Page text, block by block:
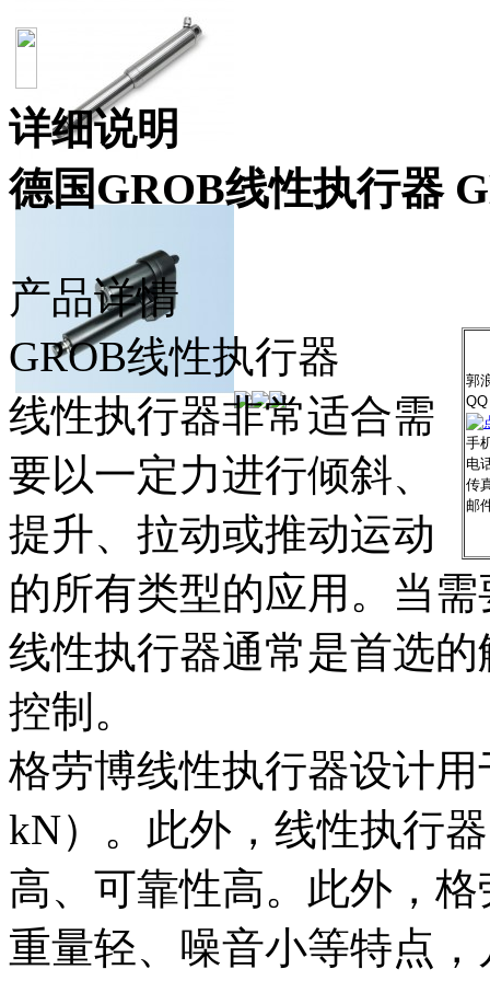
详细说明
德国GROB线性执行器
产品详情
郭
手
电
传
邮
GROB线性执行器
线性执行器非常适合需
要以一定力进行倾斜、
提升、拉动或推动运动
的所有类型的应用。当
线性执行器通常是首选
控制。
格劳博线性执行器设计
kN）。此外，线性执行
高、可靠性高。此外，
重量轻、噪音小等特点